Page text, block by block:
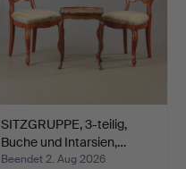
SITZGRUPPE, 3-teilig,
Buche und Intarsien,…
Beendet 2. Aug 2026